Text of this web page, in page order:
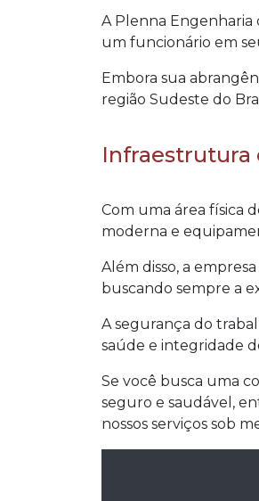
A Plenna Engenharia
um funcionário em
Embora sua
região Sudeste do
Infraestrutura
Com uma área física
moderna e
Além disso, a
buscando sempre a
A segurança do
saúde e integridade
Se você busca uma
seguro e saudável,
nossos serviços sob